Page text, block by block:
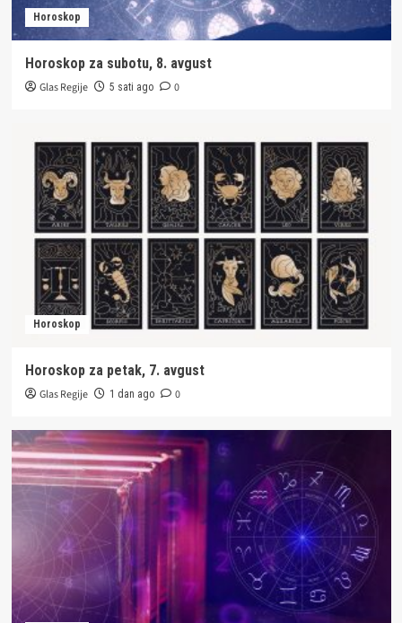
Horoskop
Horoskop za subotu, 8. avgust
Glas Regije 5 sati ago 0
Horoskop
Horoskop za petak, 7. avgust
Glas Regije 1 dan ago 0